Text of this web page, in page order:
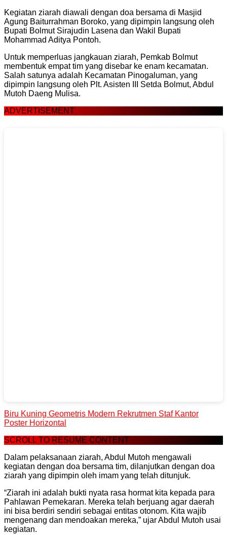
Kegiatan ziarah diawali dengan doa bersama di Masjid
Agung Baiturrahman Boroko, yang dipimpin langsung oleh
Bupati Bolmut Sirajudin Lasena dan Wakil Bupati
Mohammad Aditya Pontoh.
Untuk memperluas jangkauan ziarah, Pemkab Bolmut
membentuk empat tim yang disebar ke enam kecamatan.
Salah satunya adalah Kecamatan Pinogaluman, yang
dipimpin langsung oleh Plt. Asisten III Setda Bolmut, Abdul
Mutoh Daeng Mulisa.
ADVERTISEMENT
Biru Kuning Geometris Modern Rekrutmen Staf Kantor
Poster Horizontal
SCROLL TO RESUME CONTENT
Dalam pelaksanaan ziarah, Abdul Mutoh mengawali
kegiatan dengan doa bersama tim, dilanjutkan dengan doa
ziarah yang dipimpin oleh imam yang telah ditunjuk.
“Ziarah ini adalah bukti nyata rasa hormat kita kepada para
Pahlawan Pemekaran. Mereka telah berjuang agar daerah
ini bisa berdiri sendiri sebagai entitas otonom. Kita wajib
mengenang dan mendoakan mereka,” ujar Abdul Mutoh usai
kegiatan.